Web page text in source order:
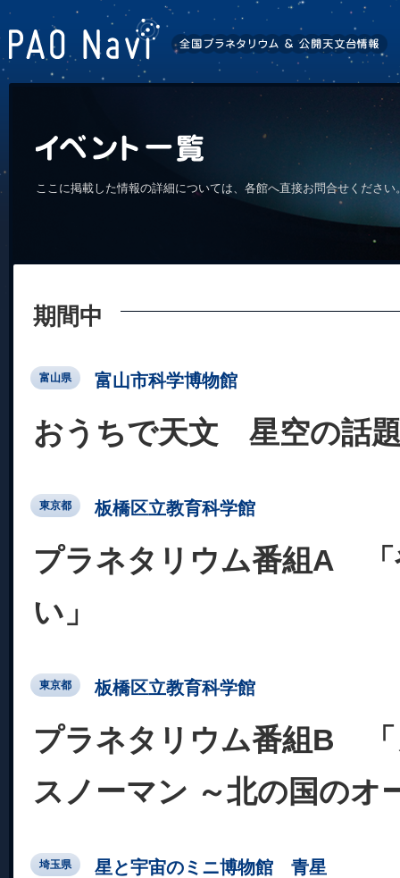
ここに掲載した情報の詳細については、各館へ直接お問合せくださ
期間中
富山県 富山市科学博物館
おうちで天文 星空の話
東京都 板橋区立教育科学館
プラネタリウム番組A 「
い」
東京都 板橋区立教育科学館
プラネタリウム番組B 「
スノーマン ～北の国のオ
埼玉県 星と宇宙のミニ博物館 青星